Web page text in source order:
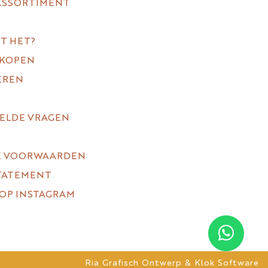
HET?
VRAGEN
VOORWAARDEN
INSTAGRAM
Ria Grafisch Ontwerp & Klok Software